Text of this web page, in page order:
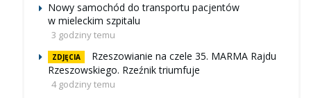
Nowy samochód do transportu pacjentów
w mieleckim szpitalu
3 godziny temu
ZDJĘCIA
Rzeszowianie na czele 35. MARMA Rajdu
Rzeszowskiego. Rzeźnik triumfuje
4 godziny temu